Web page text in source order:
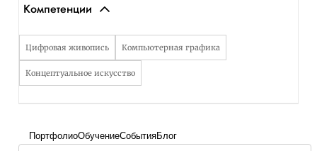
Компетенции
Цифровая живопись Компьютерная графика
Концептуальное искусство
ПортфолиоОбучениеСобытияБлог